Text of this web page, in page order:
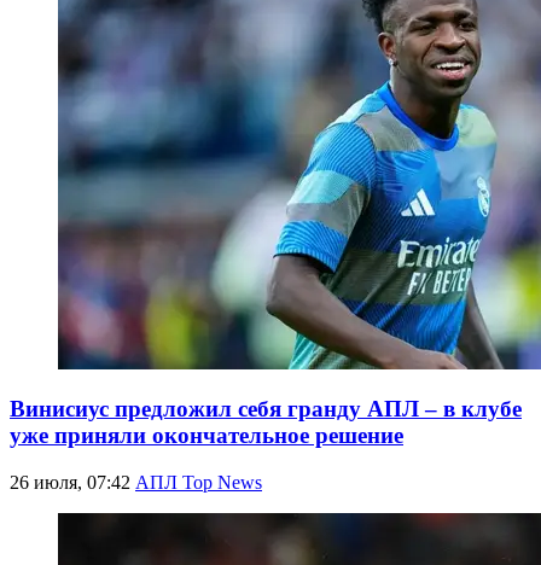
Винисиус предложил себя гранду АПЛ – в клубе
уже приняли окончательное решение
26 июля, 07:42 АПЛ Top News